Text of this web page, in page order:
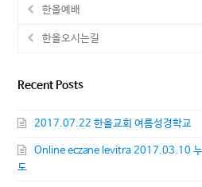
한올예배
한올오시는길
Recent Posts
2017.07.22 한올교회 여름성경학교
Online eczane levitra 2017.03.10
도